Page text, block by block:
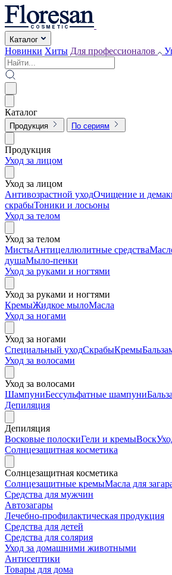
Каталог
Новинки Хиты Для профессионалов
Каталог
Продукция По сериям
Продукция
Уход за лицом
Уход за лицом
Антивозрастной уходОчищение и
скрабыТоники и лосьоны
Уход за телом
Уход за телом
МистыАнтицеллюлитные средства
душаМыло-пенки
Уход за руками и ногтями
Уход за руками и ногтями
КремыЖидкое мылоМасла
Уход за ногами
Уход за ногами
Специальный уходСкрабыКремы
Уход за волосами
Уход за волосами
ШампуниБессульфатные шампуни
Депиляция
Депиляция
Восковые полоскиГели и кремыВоск
Солнцезащитная косметика
Солнцезащитная косметика
Солнцезащитные кремыМасла для
Средства для мужчин
Автозагары
Лечебно-профилактическая продукция
Средства для детей
Средства для солярия
Уход за домашними животными
Антисептики
Товары для дома